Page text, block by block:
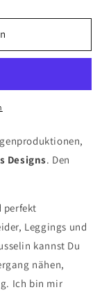
Designs. Den
perfekt
Leggings und
kannst Du
nähen,
Ich bin mir